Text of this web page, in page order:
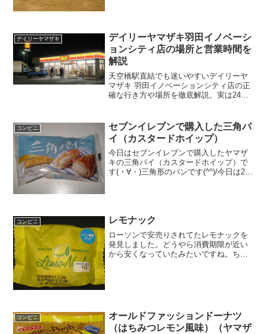
デイリーヤマザキ
デイリーヤマザキ羽田イノベーシ
ョンシティ店の場所と営業時間を
解説
天空橋駅直結でも迷いやすいデイリーヤ
マザキ 羽田イノベーションシティ店の正
確な行き方や場所を徹底解説。実は24時
Zeppライブや宿泊時に知っておくべき混
雑対策、30分無料駐車場の使い方まで、
現地で困らないための必須情報を網羅し
ました。
コンビニ
セブンイレブンで購入した三角パ
イ（カスタードホイップ）
今日はセブンイレブンで購入したヤマザ
キの三角パイ（カスタードホイップ）で
す(・∀・)三角形のパンです(^^)/今日は2回
コンビニ レモナック
ローソンで安売りされてたレモナックを
発見しました。どうやら消費期限が近い
から安くなっていたみたいですね。ちな
コンビニ
オールドファッションドーナツ
（はちみつレモン風味）（ヤマザ